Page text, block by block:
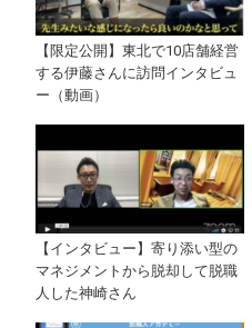
【限定公開】東北で10店舗経営
する伊藤さんに訪問インタビュ
ー（動画）
【インタビュー】寄り添い型の
マネジメントから脱却して脱職
人した神崎さん